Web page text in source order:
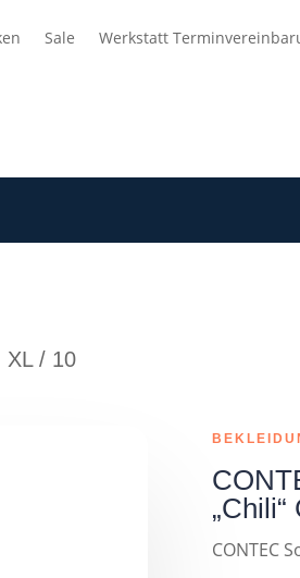
Sale Werkstatt
XL / 10
CONTEC